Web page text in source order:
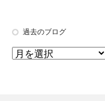
過去のブログ